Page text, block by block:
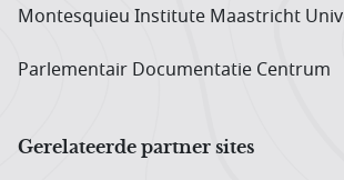
Montesquieu Institute Maastricht
Parlementair Documentatie Centrum
Gerelateerde partner sites